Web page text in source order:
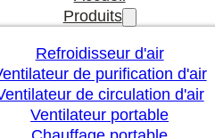
Produits
Refroidisseur d'air
de purification d'air
de circulation d'air
Ventilateur portable